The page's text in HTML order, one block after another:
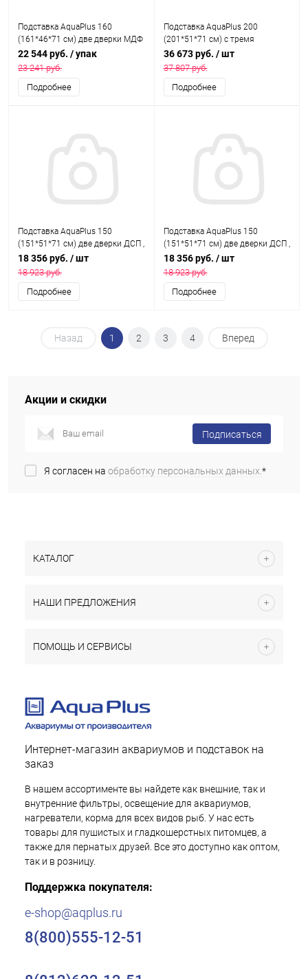
Подставка AquaPlus 160
(161*46*71 см) две дверки МДФ
со стеклами, дуб сонома, в
коробке, подходит для модели
аквариума LUX П540
22 544 руб. / упак
23 241 руб.
Подробнее
Подставка AquaPlus 200
(201*51*71 см) с тремя
дверками ДСП, итальянский
орех, собранная, подходит для
модели аквариума LUX П700
36 673 руб. / шт
37 807 руб.
Подробнее
Подставка AquaPlus 150
(151*51*71 см) две дверки ДСП ,
выбеленный дуб, в коробке,
подходит для модели
аквариума LUX П450
18 356 руб. / шт
18 923 руб.
Подробнее
Подставка AquaPlus 150
(151*51*71 см) две дверки ДСП ,
орех, собранная, подходит для
модели аквариума LUX П450
18 356 руб. / шт
18 923 руб.
Подробнее
Назад 1 2 3 4 Вперед
Акции и скидки
Подписаться
Я согласен на обработку персональных данных.*
КАТАЛОГ
НАШИ ПРЕДЛОЖЕНИЯ
ПОМОЩЬ И СЕРВИСЫ
Интернет-магазин аквариумов и подставок на
заказ
В нашем ассортименте вы найдете как внешние, так и
внутренние фильтры, освещение для аквариумов,
нагреватели, корма для всех видов рыб. У нас есть
товары для пушистых и гладкошерстных питомцев, а
также для пернатых друзей. Все это доступно как оптом,
так и в розницу.
Поддержка покупателя:
e-shop@aqplus.ru
8(800)555-12-51